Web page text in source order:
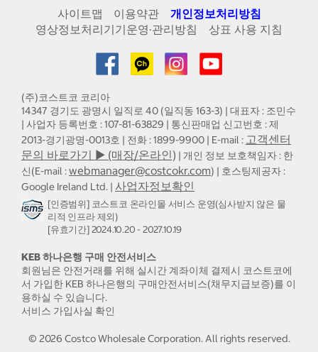
사이트맵 이용약관
개인정보처리방침
영상정보처리기기운영·관리방침
상표 사용 지침
(주)코스트코 코리아
14347 경기도 광명시 일직로 40 (일직동 163-3) | 대표자 : 조민수
| 사업자 등록번호 : 107-81-63829 | 통신판매업 신고번호 : 제
2013-경기광명-0013호 | 전화 : 1899-9900 | E-mail : 고객센터
문의 바로가기 ▶ (매장/온라인) | 개인 정보 보호책임자 : 한
신(E-mail :webmanager@costcokr.com) | 호스팅제공자 :
Google Ireland Ltd. | 사업자정보확인
[인증범위] 코스트코 온라인몰 서비스 운영(심사받지 않은 물
리적 인프라 제외)
[유효기간] 2024.10.20 - 2027.10.19
KEB 하나은행 구매 안전서비스
회원님은 안전거래를 위해 실시간 계좌이체 결제시 코스트코에
서 가입한 KEB 하나은행의 구매안전서비스(채무지급보증)를 이
용하실 수 있습니다.
서비스 가입사실 확인
© 2026 Costco Wholesale Corporation.All rights reserved.